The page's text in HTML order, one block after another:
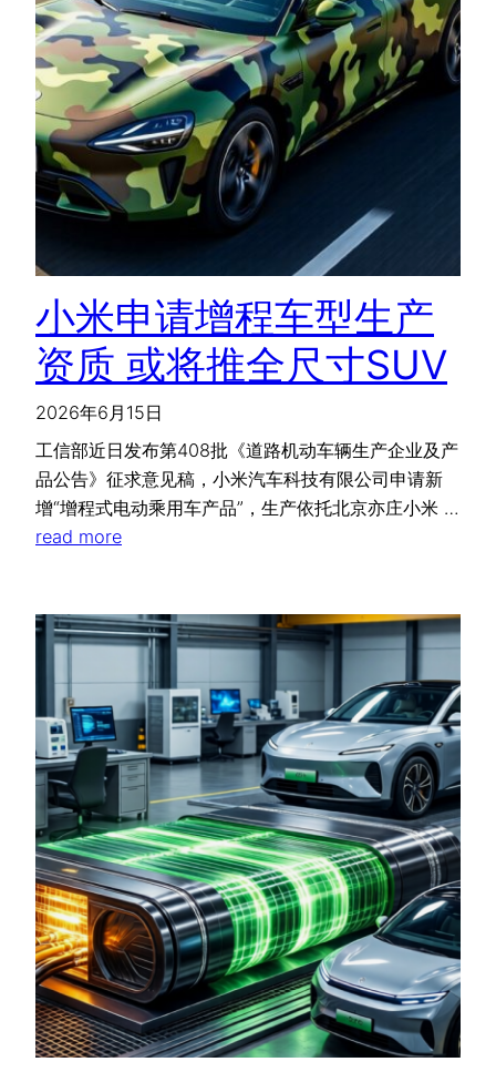
小米申请增程车型生产
资质 或将推全尺寸SUV
2026年6月15日
工信部近日发布第408批《道路机动车辆生产企业及产
品公告》征求意见稿，小米汽车科技有限公司申请新
增“增程式电动乘用车产品”，生产依托北京亦庄小米 …
read more